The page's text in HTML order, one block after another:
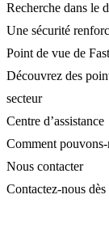
Recherche dans le
Une sécurité
Point de vue de
Découvrez des
secteur
Centre d’assistance
Comment
Nous contacter
Contactez-nous